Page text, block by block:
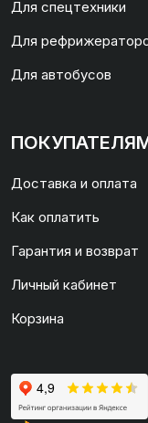
Для спецтехники
Для
Для автобусов
Доставка и оплата
Как оплатить
Гарантия и возврат
Личный кабинет
Корзина